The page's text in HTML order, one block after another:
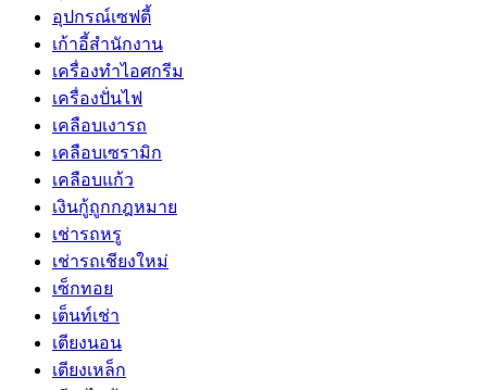
อุปกรณ์เซฟตี้
เก้าอี้สำนักงาน
เครื่องทำไอศกรีม
เครื่องปั่นไฟ
เคลือบเงารถ
เคลือบเซรามิก
เคลือบแก้ว
เงินกู้ถูกกฎหมาย
เช่ารถหรู
เช่ารถเชียงใหม่
เซ็กทอย
เต็นท์เช่า
เตียงนอน
เตียงเหล็ก